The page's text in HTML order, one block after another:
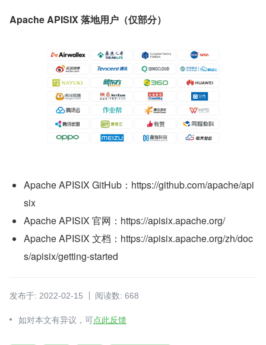
Apache APISIX 落地用户（仅部分）
Apache APISIX GitHub：https://github.com/apache/api
six
Apache APISIX 官网：https://apisix.apache.org/
Apache APISIX 文档：https://apisix.apache.org/zh/doc
s/apisix/getting-started
发布于: 2022-02-15 阅读数: 668
如对本文有异议，可点此反馈